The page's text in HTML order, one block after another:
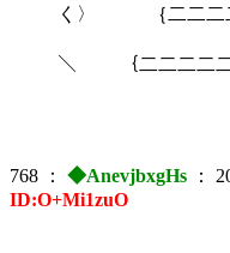
く〉 ｛二二二
八/ j| |
＼ ｛二二二二
768 ： ◆AnevjbxgHs ：
ID:O+Mi1zuO